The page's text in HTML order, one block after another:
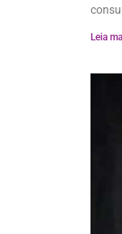
Leia